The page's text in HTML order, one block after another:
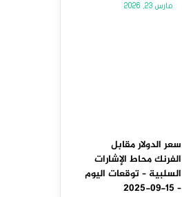
مارس 23, 2026
سعر الدولار مقابل
الفرنك محاط الإشارات
السلبية – توقعات اليوم
– 15-09-2025